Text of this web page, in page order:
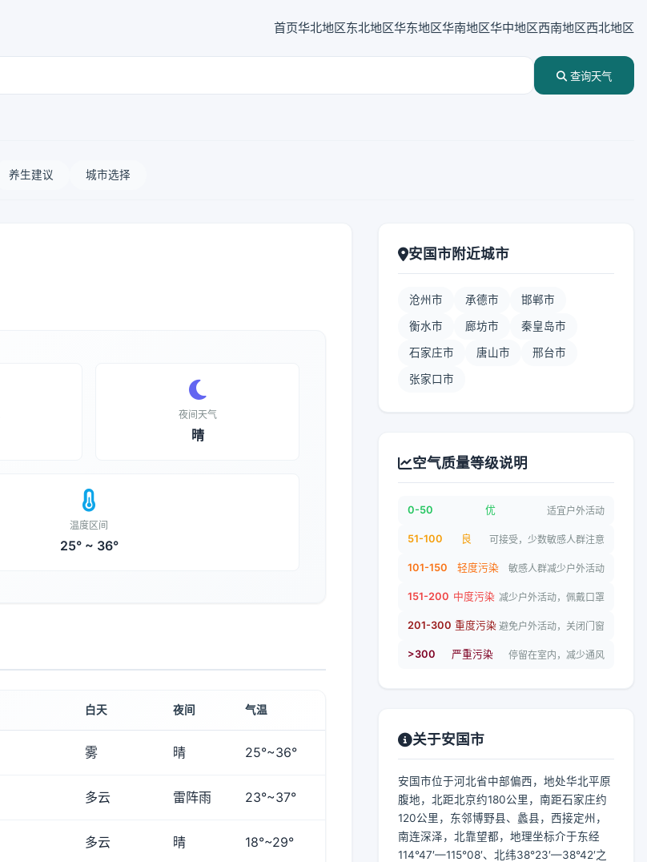
首页华北地区东北地区华东地区华南地区华中地区西南地区西北地区
查询天气
养生建议 城市选择
夜间天气
晴
温度区间
25° ~ 36°
白天 夜间 气温
雾 晴 25°~36°
多云 雷阵雨 23°~37°
多云 晴 18°~29°
安国市附近城市
沧州市 承德市 邯郸市
衡水市 廊坊市 秦皇岛市
石家庄市 唐山市 邢台市
张家口市
空气质量等级说明
0-50 优 适宜户外活动
51-100 良 可接受，少数敏感人群注意
101-150 轻度污染 敏感人群减少户外活动
151-200 中度污染 减少户外活动，佩戴口罩
201-300 重度污染 避免户外活动，关闭门窗
>300 严重污染 停留在室内，减少通风
关于安国市
安国市位于河北省中部偏西，地处华北平原
腹地，北距北京约180公里，南距石家庄约
120公里，东邻博野县、蠡县，西接定州，
南连深泽，北靠望都，地理坐标介于东经
114°47′—115°08′、北纬38°23′—38°42′之